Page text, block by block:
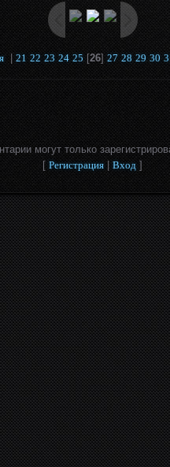
|21 22 23 24 25 [26]27 28 29 30
могут только
[Регистрация|Вход]